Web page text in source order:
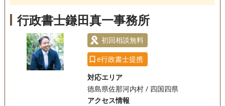
行政書士鎌田真一事務所
初回相談無料
e行政書士提携
対応エリア
徳島県佐那河内村 / 四国四県
アクセス情報